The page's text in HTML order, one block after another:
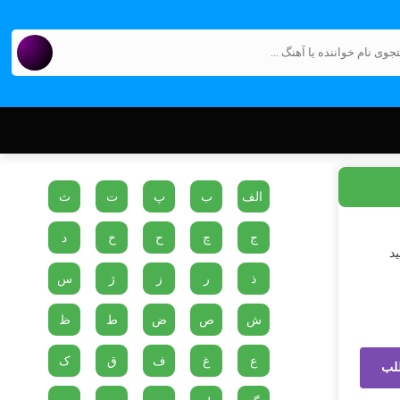
الف ب پ ت ث
ج چ ح خ د
ذ ر ز ژ س
ش ص ض ط ظ
ع غ ف ق ک